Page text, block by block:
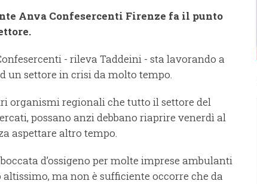
Anva Confesercenti Firenze fa il punto
- rileva Taddeini - sta lavorando a
un settore in crisi da molto tempo.
organismi regionali che tutto il settore del
possano anzi debbano riaprire venerdì al
aspettare altro tempo.
d’ossigeno per molte imprese ambulanti
ma non è sufficiente occorre che da